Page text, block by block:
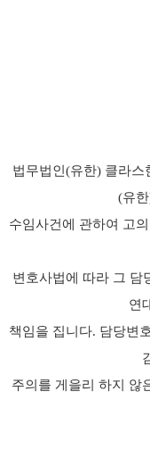
법무법인(유한) 클라스
(유
수임사건에 관하여 고
변호사법에 따라 그 담
연
책임을 집니다. 담당변
주의를 게을리 하지 않